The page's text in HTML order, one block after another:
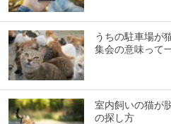
うちの駐車場が
集会の意味って
室内飼いの猫が
の探し方